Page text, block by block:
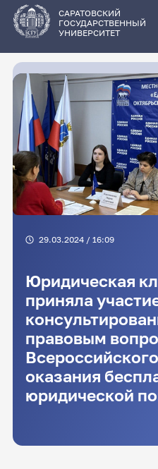
основному
содержанию
САРАТОВСКИЙ
ГОСУДАРСТВЕННЫЙ
УНИВЕРСИТЕТ
29.03.2024 / 16:09
Юридическая
приняла
правовым
оказания
юридической